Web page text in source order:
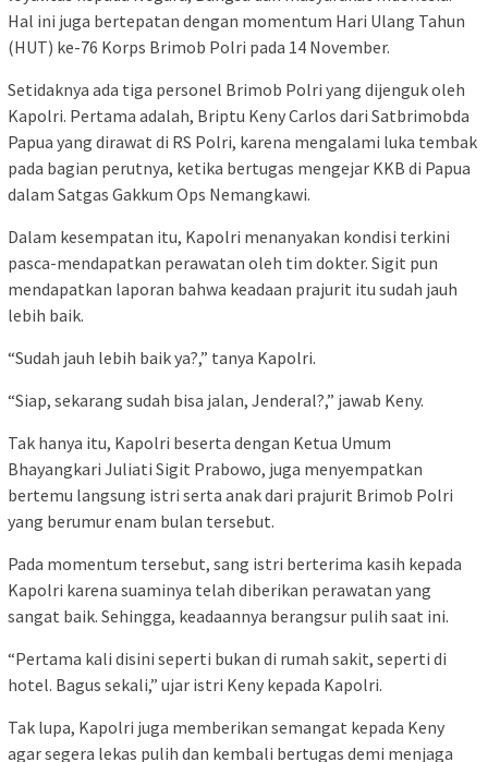
Hal ini juga bertepatan dengan momentum Hari Ulang Tahun
(HUT) ke-76 Korps Brimob Polri pada 14 November.
Setidaknya ada tiga personel Brimob Polri yang dijenguk oleh
Kapolri. Pertama adalah, Briptu Keny Carlos dari Satbrimobda
Papua yang dirawat di RS Polri, karena mengalami luka tembak
pada bagian perutnya, ketika bertugas mengejar KKB di Papua
dalam Satgas Gakkum Ops Nemangkawi.
Dalam kesempatan itu, Kapolri menanyakan kondisi terkini
pasca-mendapatkan perawatan oleh tim dokter. Sigit pun
mendapatkan laporan bahwa keadaan prajurit itu sudah jauh
lebih baik.
“Sudah jauh lebih baik ya?,” tanya Kapolri.
“Siap, sekarang sudah bisa jalan, Jenderal?,” jawab Keny.
Tak hanya itu, Kapolri beserta dengan Ketua Umum
Bhayangkari Juliati Sigit Prabowo, juga menyempatkan
bertemu langsung istri serta anak dari prajurit Brimob Polri
yang berumur enam bulan tersebut.
Pada momentum tersebut, sang istri berterima kasih kepada
Kapolri karena suaminya telah diberikan perawatan yang
sangat baik. Sehingga, keadaannya berangsur pulih saat ini.
“Pertama kali disini seperti bukan di rumah sakit, seperti di
hotel. Bagus sekali,” ujar istri Keny kepada Kapolri.
Tak lupa, Kapolri juga memberikan semangat kepada Keny
agar segera lekas pulih dan kembali bertugas demi menjaga